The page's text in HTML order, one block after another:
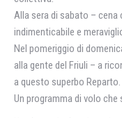
Alla sera di sabato – cena
indimenticabile e
Nel pomeriggio di
alla gente del Friuli – a
a questo superbo Reparto.
Un programma di volo